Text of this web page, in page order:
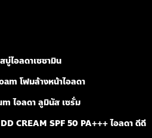
สบู่ไอลดาเซซามิน
โฟมล้างหน้าไอลดา
ไอลดา ลูมินัส เซรั่ม
CREAM SPF 50 PA+++ ไอลดา ดีดี